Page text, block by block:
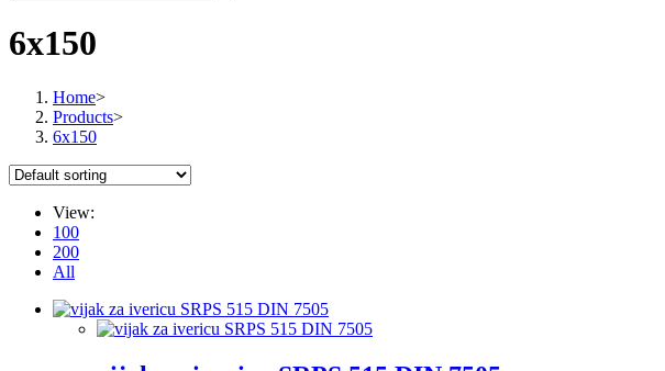
6x150
Home>
Products>
6x150
View:
100
200
All